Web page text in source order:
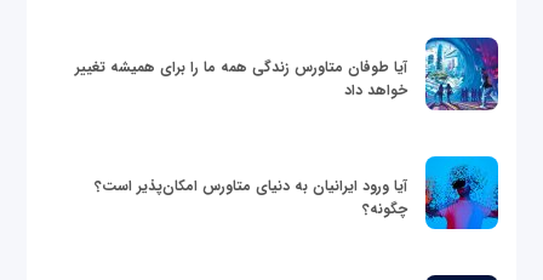
آیا طوفان متاورس زندگی همه ما را برای همیشه تغییر
خواهد داد
آیا ورود ایرانیان به دنیای متاورس امکان‌پذیر است؟
چگونه؟